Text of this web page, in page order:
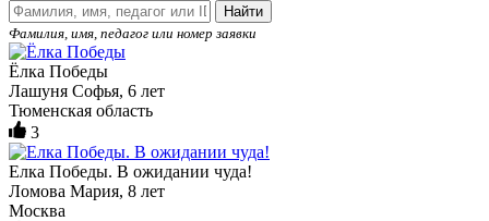
Найти
Фамилия, имя, педагог или номер заявки
Ёлка Победы
Лашуня Софья, 6 лет
Тюменская область
3
Елка Победы. В ожидании чуда!
Ломова Мария, 8 лет
Москва